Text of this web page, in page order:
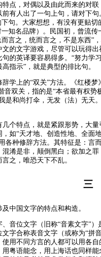
特点，对偶以及由此而来的对
有人出了一句上句，请对下
句。大家想想，有没有更贴
一知名品牌）。民国初，曾流
言之，统而言之，不是东西”
文的文字游戏，尽管可以玩得
的英译要容易得多。“努力学
指示”，就是典型的排比句。
学上的“双关”方法。《红楼
音双关，指的是“本省最有权
是和尚打伞，无发（法）无天
个特点，就是紧跟形势，大
如“天才地、创造性地、全面
各种修辞方法。其特征是：言
淆是非，颠倒黑白；欲加之
之，唯恐天下不乱。
三
中国文字的特点和构造。
音位文字（旧称“音素文字”
字合称表音文字（或称为“拼
使用不同方言的人都可以用各
粤语能念，用上海话也同样